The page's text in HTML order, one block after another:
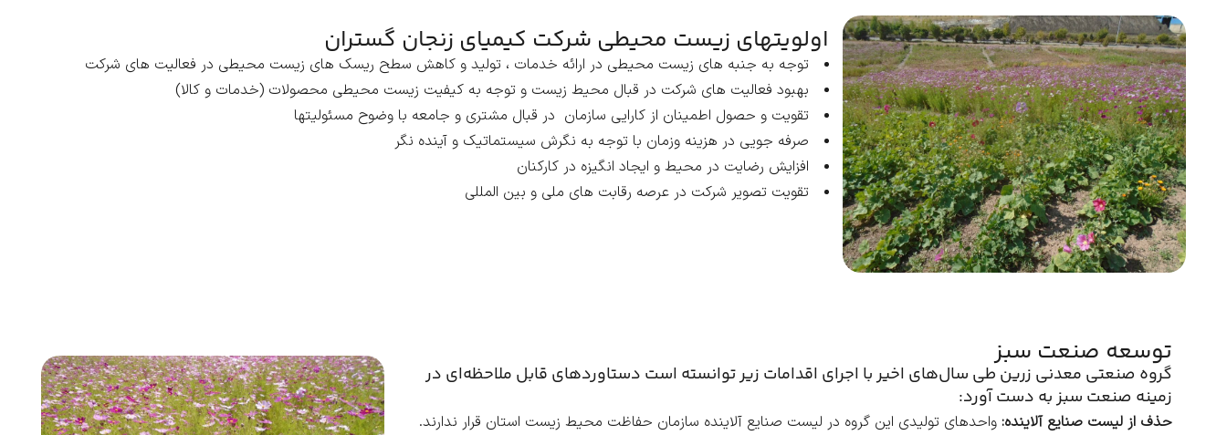
اولویتهای زیست محیطی شرکت کیمیای زنجان گستران
توجه به جنبه های زیست محیطی در ارائه خدمات ، تولید و کاهش سطح ریسک های زیست محیطی در فعالیت های شرکت
بهبود فعالیت های شرکت در قبال محیط زیست و توجه به کیفیت زیست محیطی محصولات (خدمات و کالا(
تقویت و حصول اطمینان از کارایی سازمان در قبال مشتری و جامعه با وضوح مسئولیتها
صرفه جویی در هزینه وزمان با توجه به نگرش سیستماتیک و آینده نگر
افزایش رضایت در محیط و ایجاد انگیزه در کارکنان
تقویت تصویر شرکت در عرصه رقابت های ملی و بین المللی
توسعه صنعت سبز
گروه صنعتی معدنی زرین طی سال‌های اخیر با اجرای اقدامات زیر توانسته است دستاوردهای قابل ملاحظه‌ای در
زمینه صنعت سبز به دست آورد:
حذف از لیست صنایع آلاینده: واحدهای تولیدی این گروه در لیست صنایع آلاینده سازمان حفاظت محیط زیست استان قرار ندارند.